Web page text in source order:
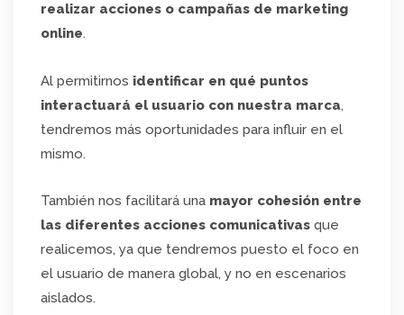
realizar acciones o campañas de marketing
online.
Al permitirnos identificar en qué puntos
interactuará el usuario con nuestra marca,
tendremos más oportunidades para influir en el
mismo.
También nos facilitará una mayor cohesión entre
las diferentes acciones comunicativas que
realicemos, ya que tendremos puesto el foco en
el usuario de manera global, y no en escenarios
aislados.